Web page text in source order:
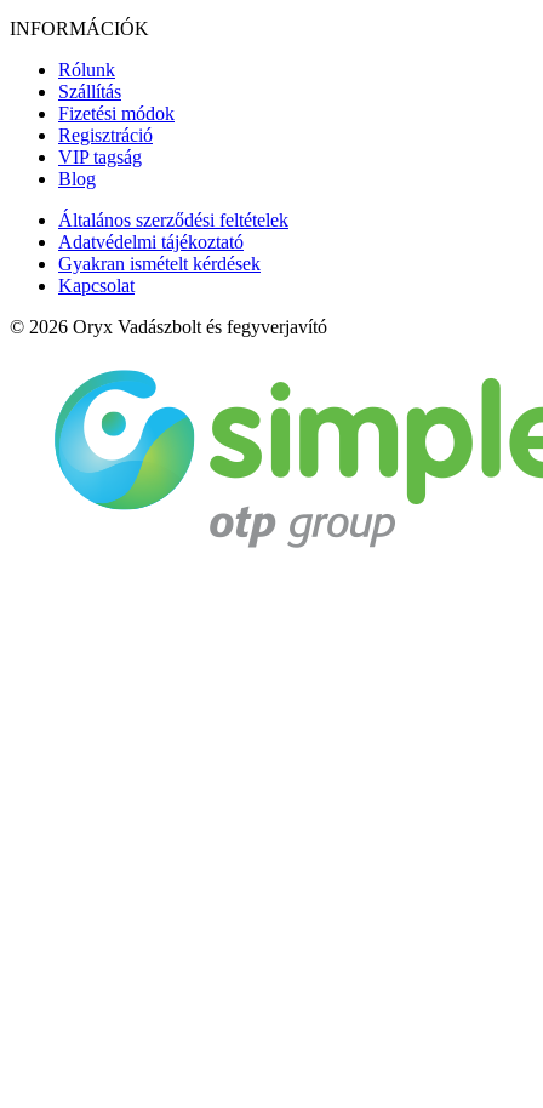
INFORMÁCIÓK
Rólunk
Szállítás
Fizetési módok
Regisztráció
VIP tagság
Blog
Általános szerződési feltételek
Adatvédelmi tájékoztató
Gyakran ismételt kérdések
Kapcsolat
© 2026 Oryx Vadászbolt és fegyverjavító